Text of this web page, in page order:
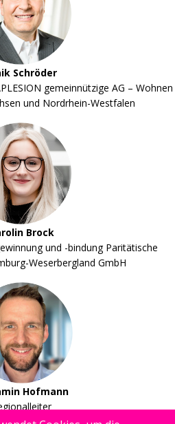
Schröder
gemeinnützige AG – Wohnen
und Nordrhein-Westfalen
Brock
und -bindung Paritätische
Weserbergland GmbH
Hofmann